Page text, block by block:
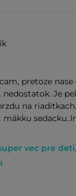
pretoze
Je
na
vec pre